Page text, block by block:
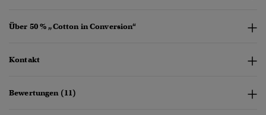
Über 50 % „Cotton in Conversion“
Kontakt
Bewertungen (11)